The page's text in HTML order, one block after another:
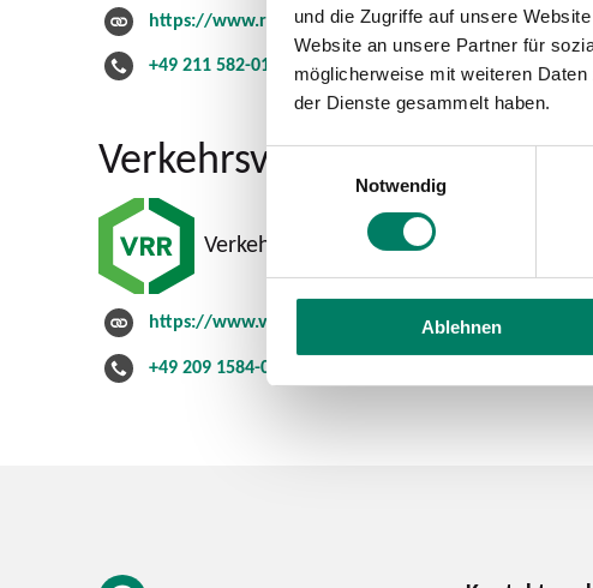
und die Zugriffe auf unsere
Website an unsere Partner für
möglicherweise mit weiteren
der Dienste gesammelt haben.
Einwilligungsauswahl
Notwendig
Ablehnen
https://www.rheinbahn.de
+49 211 582-01
Verkehrsverbund
Verkehrsverbund Rhein-Ruhr GmbH
https://www.vrr.de
+49 209 1584-0